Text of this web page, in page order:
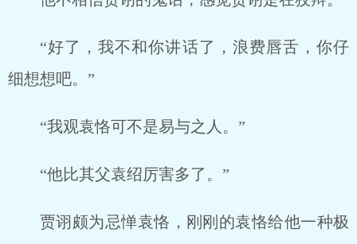
“好了，我不和你讲话了，浪费唇舌，你仔
细想想吧。”
“我观袁恪可不是易与之人。”
“他比其父袁绍厉害多了。”
贾诩颇为忌惮袁恪，刚刚的袁恪给他一种极